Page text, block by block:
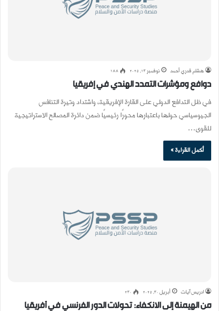
هشام قدري أحمد نوفمبر 13, 2025 188
دوافع ومؤشرات التمدد الهندي في إفريقيا
في ظل التدافع الدولي على القارة الإفريقية، واشتداد وتيرة التنافس
الجيوسياسي حولها باعتبارها محورًا رئيسيًا ضمن دائرة المصالح الاستراتيجية
للقوى…
أكمل القراءة »
ادريس آيات أبريل 30, 2025 230
من الهيمنة إلى الانكفاء: تحولات الدور الفرنسي في أفريقيا